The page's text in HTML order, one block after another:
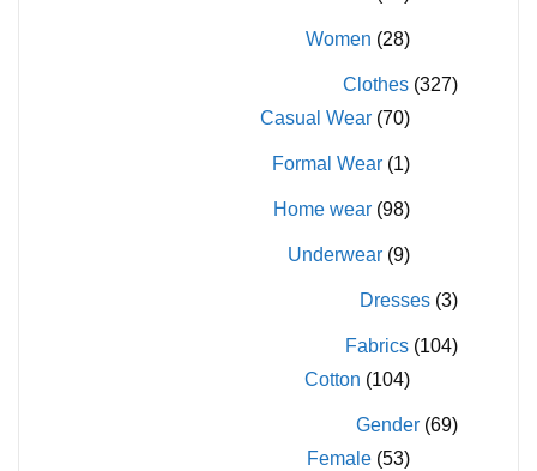
Women (28)
Clothes (327)
Casual Wear (70)
Formal Wear (1)
Home wear (98)
Underwear (9)
Dresses (3)
Fabrics (104)
Cotton (104)
Gender (69)
Female (53)